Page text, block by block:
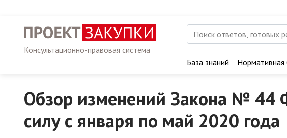
Консультационно-правовая система
База знаний
Нормативная
Обзор изменений Закона № 44
силу с января по май 2020 года